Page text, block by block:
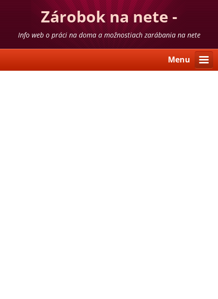
Zárobok na nete -
skúsenosti
Info web o práci na doma a možnostiach zarábania na nete
Menu